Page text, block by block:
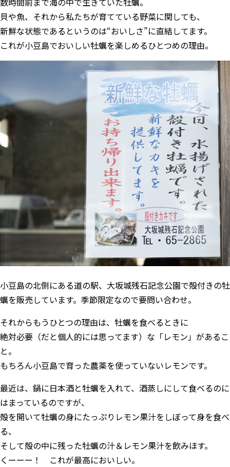
貝や魚、それから私たちが育てている野菜に関しても、
新鮮な状態であるというのは“おいしさ”に直結してます。
これが小豆島でおいしい牡蠣を楽しめるひとつめの理由。
小豆島の北側にある道の駅、 大坂城残石記念公園で殻付きの牡
蠣を販売しています。季節限定なので要問い合わせ。
それからもうひとつの理由は、牡蠣を食べるときに
絶対必要（だと個人的には思ってます）な「レモン」があるこ
と。
もちろん小豆島で育った農薬を使っていないレモンです。
最近は、鍋に日本酒と牡蠣を入れて、酒蒸しにして食べるのに
はまっているのですが、
殻を開いて牡蠣の身にたっぷりレモン果汁をしぼって身を食べ
る、
そして殻の中に残った牡蠣の汁＆レモン果汁を飲みほす。
くーーー！ これが最高においしい。